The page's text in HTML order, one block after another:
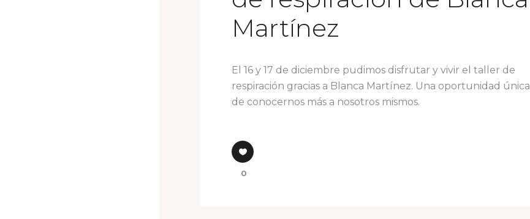
Martínez
El 16 y 17 de diciembre pudimos disfrutar y vivir el taller de
respiración gracias a Blanca Martínez. Una oportunidad única
de conocernos más a nosotros mismos.
0